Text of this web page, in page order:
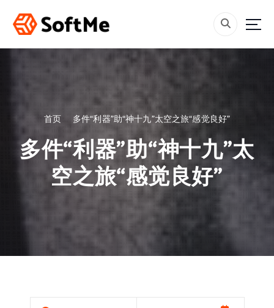
内
首页 多件“利器”助“神十九”太空之旅“感觉良好”
多件“利器”助“神十九”太
空之旅“感觉良好”